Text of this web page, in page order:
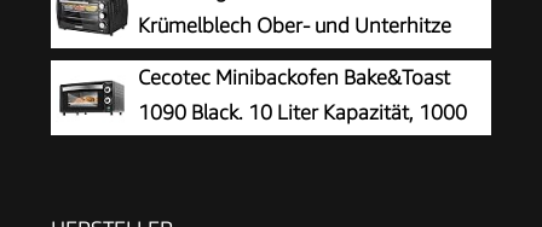
Krümelblech | Mini Oven | Camping Ofen |
Kleiner Backofen | Energiesparend
Krümelblech Ober- und Unterhitze
1.200 Watt Miniofen mit Timer kleiner
Backofen für Camping oder Haushalt
freistehend stufenlose Temperaturregelung bis
Cecotec Minibackofen Bake&Toast
1090 Black. 10 Liter Kapazität, 1000
Quarzheizelemente für die Speisenzubereitung